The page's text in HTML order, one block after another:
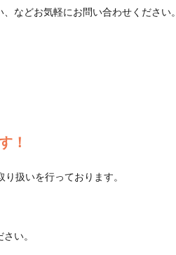
などお気軽にお問い合わせください。
！
扱いを行っております。
い。